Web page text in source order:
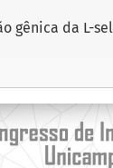
do Artigo
gênica da L-